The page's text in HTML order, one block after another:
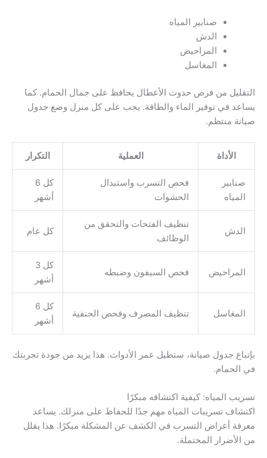
صنابير المياه
الدش
المراحيض
المغاسل
التقليل من فرص حدوث الأعطال يحافظ على جمال الحمام. كما
يساعد في توفير الماء والطاقة. يجب على كل منزل وضع جدول
صيانة منتظم.
الأداة العملية التكرار
صنابير
المياه
فحص التسرب واستبدال
الحشوات
كل 6
أشهر
الدش
تنظيف الفتحات والتحقق من
الوظائف
كل عام
المراحيض فحص السيفون وضبطه
كل 3
أشهر
المغاسل تنظيف المصرف وفحص الحنفية
كل 6
أشهر
بإتباع جدول صيانة، ستطيل عمر الأدوات. هذا يزيد من جودة تجربتك
في الحمام.
تسريب المياه: كيفية اكتشافه مبكرًا
اكتشاف تسريبات المياه مهم جدًا للحفاظ على منزلك. يساعد
معرفة أعراض التسرب في الكشف عن المشكلة مبكرًا. هذا يقلل
من الأضرار المحتملة.